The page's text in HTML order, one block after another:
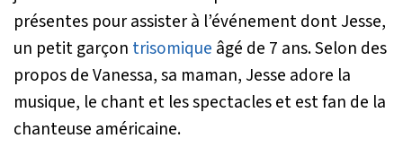
présentes pour assister à l’événement dont Jesse,
un petit garçon trisomique âgé de 7 ans. Selon des
propos de Vanessa, sa maman, Jesse adore la
musique, le chant et les spectacles et est fan de la
chanteuse américaine.